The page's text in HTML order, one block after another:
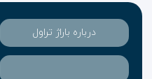
درباره باراژ تراول